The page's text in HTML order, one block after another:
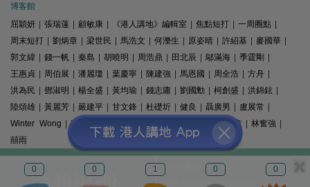
0 0 1 0 0
博客館
屈穎妍 | 張瑞蓮 | 顧敏康 | 《港人講地》編輯室 | 焦點短打 | 一周圈點 |
周末短打 | 劉炳章 | 梁世民 | 馬浩文 | 何濼生 | 原姿晴 | 許紹基 | 麥國華 |
郭文緯 | 錢一帆 | 秦島 | 胡曉明 | 周浩鼎 | 田北辰 | 鄔滿海 | 季霆剛 |
王惠貞 | 周伯展 | 潘麗瓊 | 葉慶寧 | 陳建強 | 馬恩國 | 周全浩 | 方舟 |
洪為民 | 鄧淑明 | 楊全盛 | 黃均瑜 | 錢志庸 | 劉國勳 | 柯創盛 | 洪錦鉉 |
陸頌雄 | 黃麗芳 | 嚴建平 | 甘文鋒 | 杜礎圻 | 健良 | 聶廣男 | 盧展常 |
Winter Wong | K2 精選文章 | 林奮強 |
囍雨
© 港人講地
電郵: speakout@speakout.hk